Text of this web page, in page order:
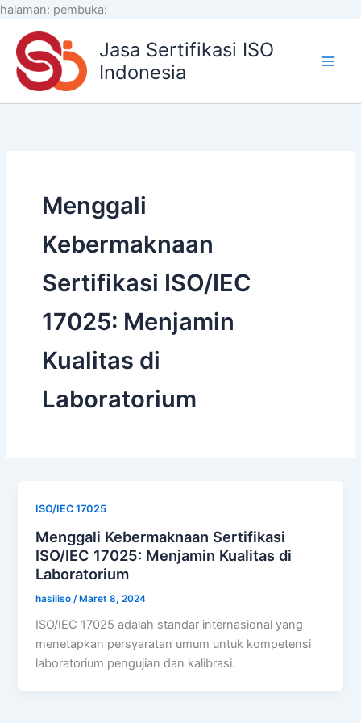
halaman: pembuka:
konten
Jasa Sertifikasi ISO
Indonesia
Menggali
Kebermaknaan
Sertifikasi ISO/IEC
17025: Menjamin
Kualitas di
Laboratorium
ISO/IEC 17025
Menggali Kebermaknaan Sertifikasi
ISO/IEC 17025: Menjamin Kualitas di
Laboratorium
hasiliso /Maret 8, 2024
ISO/IEC 17025 adalah standar internasional yang
menetapkan persyaratan umum untuk kompetensi
laboratorium pengujian dan kalibrasi.